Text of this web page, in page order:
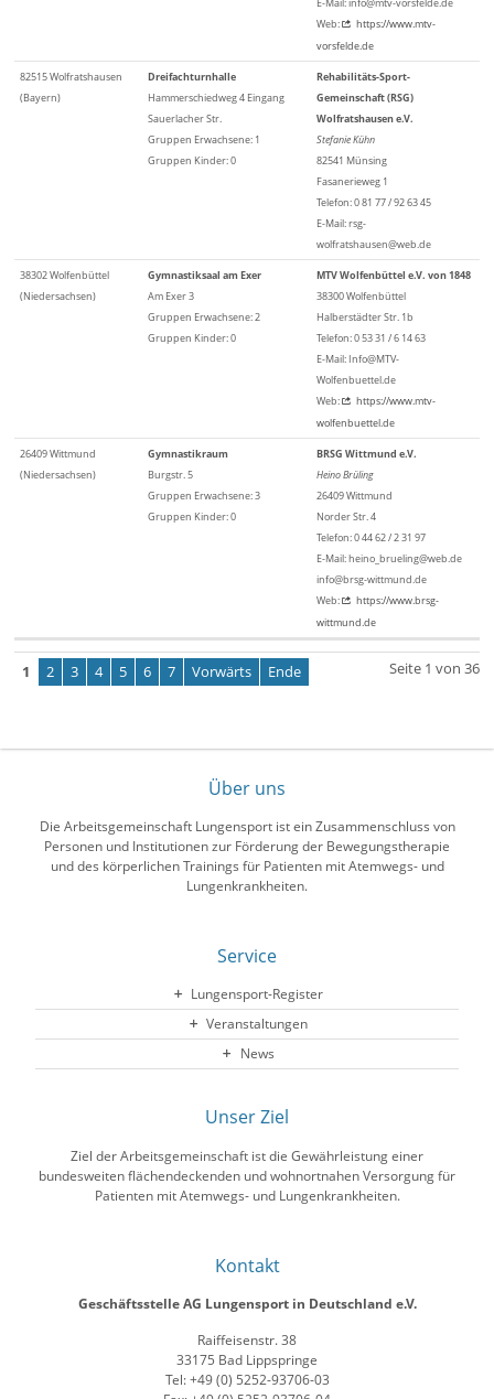
Web:
https://www.mtv-
vorsfelde.de
82515 Wolfratshausen
(Bayern)
Dreifachturnhalle
Hammerschiedweg 4 Eingang
Sauerlacher Str.
Gruppen Erwachsene: 1
Gruppen Kinder: 0
Rehabilitäts-Sport-
Gemeinschaft (RSG)
Wolfratshausen e.V.
Stefanie Kühn
82541 Münsing
Fasanerieweg 1
Telefon: 0 81 77 / 92 63 45
E-Mail: rsg-
wolfratshausen@web.de
38302 Wolfenbüttel
(Niedersachsen)
Gymnastiksaal am Exer
Am Exer 3
Gruppen Erwachsene: 2
Gruppen Kinder: 0
MTV Wolfenbüttel e.V. von 1848
38300 Wolfenbüttel
Halberstädter Str. 1b
Telefon: 0 53 31 / 6 14 63
E-Mail: Info@MTV-
Wolfenbuettel.de
Web:
https://www.mtv-
wolfenbuettel.de
26409 Wittmund
(Niedersachsen)
Gymnastikraum
Burgstr. 5
Gruppen Erwachsene: 3
Gruppen Kinder: 0
BRSG Wittmund e.V.
Heino Brüling
26409 Wittmund
Norder Str. 4
Telefon: 0 44 62 / 2 31 97
E-Mail: heino_brueling@web.de
info@brsg-wittmund.de
Web:
https://www.brsg-
wittmund.de
Seite 1 von 36
1 2 3 4 5 6 7 Vorwärts Ende
Über uns
Die Arbeitsgemeinschaft Lungensport ist ein Zusammenschluss von
Personen und Institutionen zur Förderung der Bewegungstherapie
und des körperlichen Trainings für Patienten mit Atemwegs- und
Lungenkrankheiten.
Service
Lungensport-Register
Veranstaltungen
News
Unser Ziel
Ziel der Arbeitsgemeinschaft ist die Gewährleistung einer
bundesweiten flächendeckenden und wohnortnahen Versorgung für
Patienten mit Atemwegs- und Lungenkrankheiten.
Kontakt
Geschäftsstelle AG Lungensport in Deutschland e.V.
Raiffeisenstr. 38
33175 Bad Lippspringe
Tel: +49 (0) 5252-93706-03